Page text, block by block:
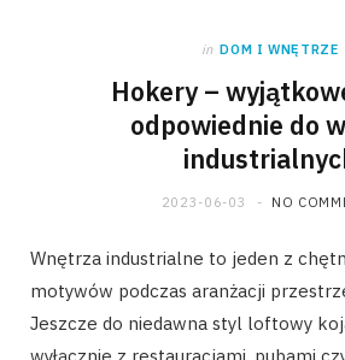
in DOM I WNĘTRZE
Hokery –
odpowiednie do
2023-06-03 NO
Wnętrza industrialne to jeden z
motywów podczas aranżacji
Jeszcze do niedawna styl loftowy